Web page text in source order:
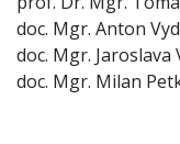
doc. Mgr. Anton
doc. Mgr. Jaroslava
doc. Mgr. Milan